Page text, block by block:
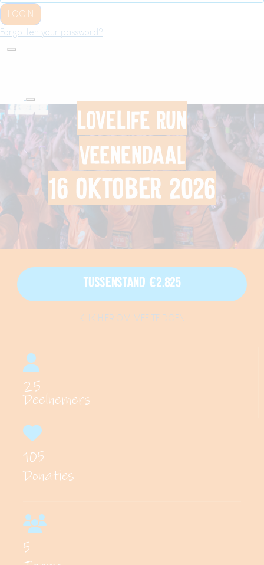
LOGIN
Forgotten your password?
LoveLife Run
Veenendaal
16 oktober 2026
Tussenstand €2.825
KLIK HIER OM MEE TE DOEN
25
Deelnemers
105
Donaties
5